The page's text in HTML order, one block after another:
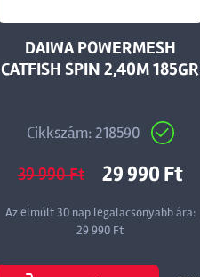
DAIWA POWERMESH
CATFISH SPIN 2,40M 185GR
Cikkszám: 218590
39 990 Ft 29 990 Ft
Az elmúlt 30 nap legalacsonyabb ára:
29 990 Ft